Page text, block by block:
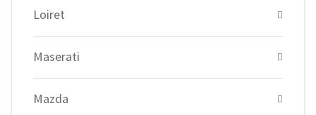
Loiret
Maserati
Mazda